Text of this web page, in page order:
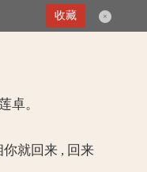
第141章 错爱
卓。
就回来 , 回来
×
收藏